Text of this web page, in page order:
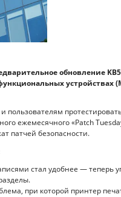
обновление
пользователям
ежемесячного «Patch
патчей безопасности.
стал удобнее — теперь
при которой принтер